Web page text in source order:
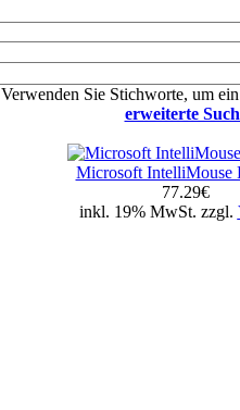
Verwenden Sie Stichworte, um
erweiterte
Microsoft IntelliMouse
77.29€
inkl. 19% MwSt. zzgl.